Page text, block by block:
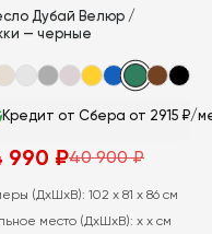
Дубай Велюр /
— черные
Кредит от Сбера от 2915 ₽/
40 900₽
990 ₽
(ДхШхВ): 102 x 81 x 86 см
место (ДхШхВ): x x см